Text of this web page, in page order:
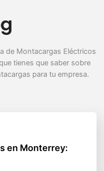
de Montacargas Eléctricos
tienes que saber sobre
para tu empresa.
en Monterrey: